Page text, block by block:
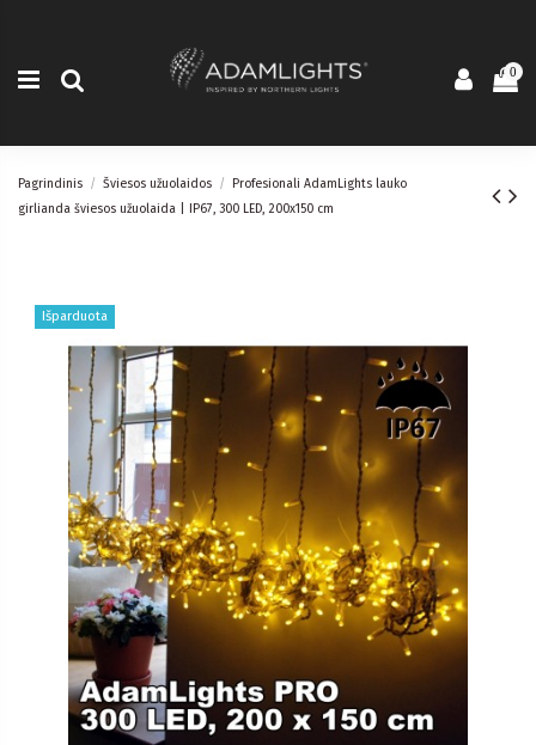
0
Pagrindinis Šviesos užuolaidos
Profesionali AdamLights lauko
girlianda šviesos užuolaida | IP67, 300 LED, 200x150 cm
Išparduota